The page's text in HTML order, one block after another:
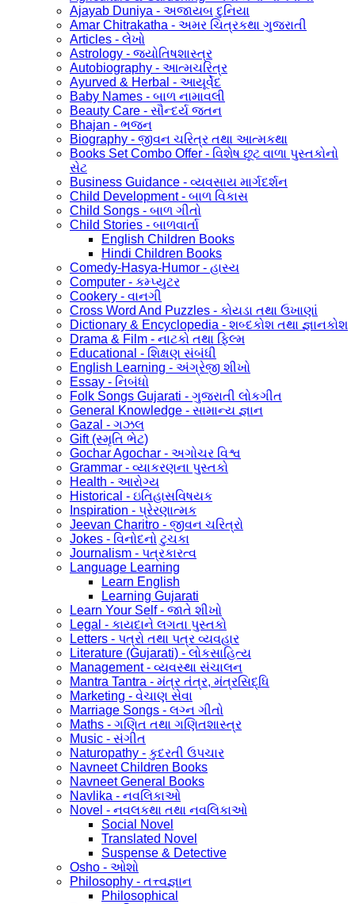
Ajayab Duniya - અજાયબ દુનિયા
Amar Chitrakatha - અમર ચિત્રકથા ગુજરાતી
Articles - લેખો
Astrology - જ્યોતિષશાસ્ત્ર
Autobiography - આત્મચરિત્ર
Ayurved & Herbal - આયૂર્વેદ
Baby Names - બાળ નામાવલી
Beauty Care - સૌન્દર્ય જતન
Bhajan - ભજન
Biography - જીવન ચરિત્ર તથા આત્મકથા
Books Set Combo Offer - વિશેષ છૂટ વાળા પુસ્તકોનો
સેટ
Business Guidance - વ્યવસાય માર્ગદર્શન
Child Development - બાળ વિકાસ
Child Songs - બાળ ગીતો
Child Stories - બાળવાર્તા
English Children Books
Hindi Children Books
Comedy-Hasya-Humor - હાસ્ય
Computer - કમ્પ્યુટર
Cookery - વાનગી
Cross Word And Puzzles - કોયડા તથા ઉખાણાં
Dictionary & Encyclopedia - શબ્દકોશ તથા જ્ઞાનકોશ
Drama & Film - નાટકો તથા ફિલ્મ
Educational - શિક્ષણ સંબંધી
English Learning - અંગ્રેજી શીખો
Essay - નિબંધો
Folk Songs Gujarati - ગુજરાતી લોકગીત
General Knowledge - સામાન્ય જ્ઞાન
Gazal - ગઝલ
Gift (સ્મૃતિ ભેટ)
Gochar Agochar - અગોચર વિશ્વ
Grammar - વ્યાકરણના પુસ્તકો
Health - આરોગ્ય
Historical - ઇતિહાસવિષયક
Inspiration - પ્રેરણાત્મક
Jeevan Charitro - જીવન ચરિત્રો
Jokes - વિનોદનો ટુચકા
Journalism - પત્રકારત્વ
Language Learning
Learn English
Learning Gujarati
Learn Your Self - જાતે શીખો
Legal - કાયદાને લગતા પુસ્તકો
Letters - પત્રો તથા પત્ર વ્યવહાર
Literature (Gujarati) - લોકસાહિત્ય
Management - વ્યવસ્થા સંચાલન
Mantra Tantra - મંત્ર તંત્ર, મંત્રસિદ્ધિ
Marketing - વેચાણ સેવા
Marriage Songs - લગ્ન ગીતો
Maths - ગણિત તથા ગણિતશાસ્ત્ર
Music - સંગીત
Naturopathy - કુદરતી ઉપચાર
Navneet Children Books
Navneet General Books
Navlika - નવલિકાઓ
Novel - નવલકથા તથા નવલિકાઓ
Social Novel
Translated Novel
Suspense & Detective
Osho - ઓશો
Philosophy - તત્ત્વજ્ઞાન
Philosophical